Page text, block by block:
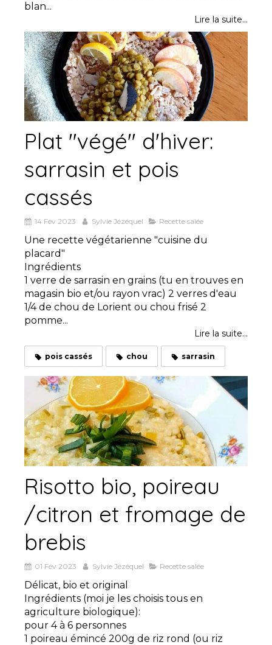
blan...
Lire la suite...
Plat "végé" d'hiver:
sarrasin et pois
cassés
14 Fév 2023 Sylvie Jézéquel Recette salée
Une recette végétarienne "cuisine du
placard"
Ingrédients
1 verre de sarrasin en grains (tu en trouves en
magasin bio et/ou rayon vrac) 2 verres d'eau
1/4 de chou de Lorient ou chou frisé 2
pomme...
Lire la suite...
pois cassés chou sarrasin
Risotto bio, poireau
/citron et fromage de
brebis
01 Fév 2023 Sylvie Jézéquel Recette salée
Délicat, bio et original
Ingrédients (moi je les choisis tous en
agriculture biologique):
pour 4 à 6 personnes
1 poireau émincé 200g de riz rond (ou riz